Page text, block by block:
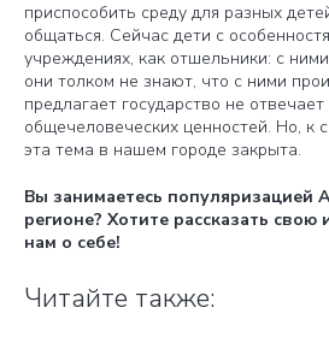
приспособить среду для разных
общаться. Сейчас дети с
учреждениях, как отшельники: с
они толком не знают, что с ними
предлагает государство не
общечеловеческих ценностей. Но, к
эта тема в нашем городе закрыта.
Вы занимаетесь популяризацией
регионе? Хотите рассказать
нам о себе!
Читайте также: